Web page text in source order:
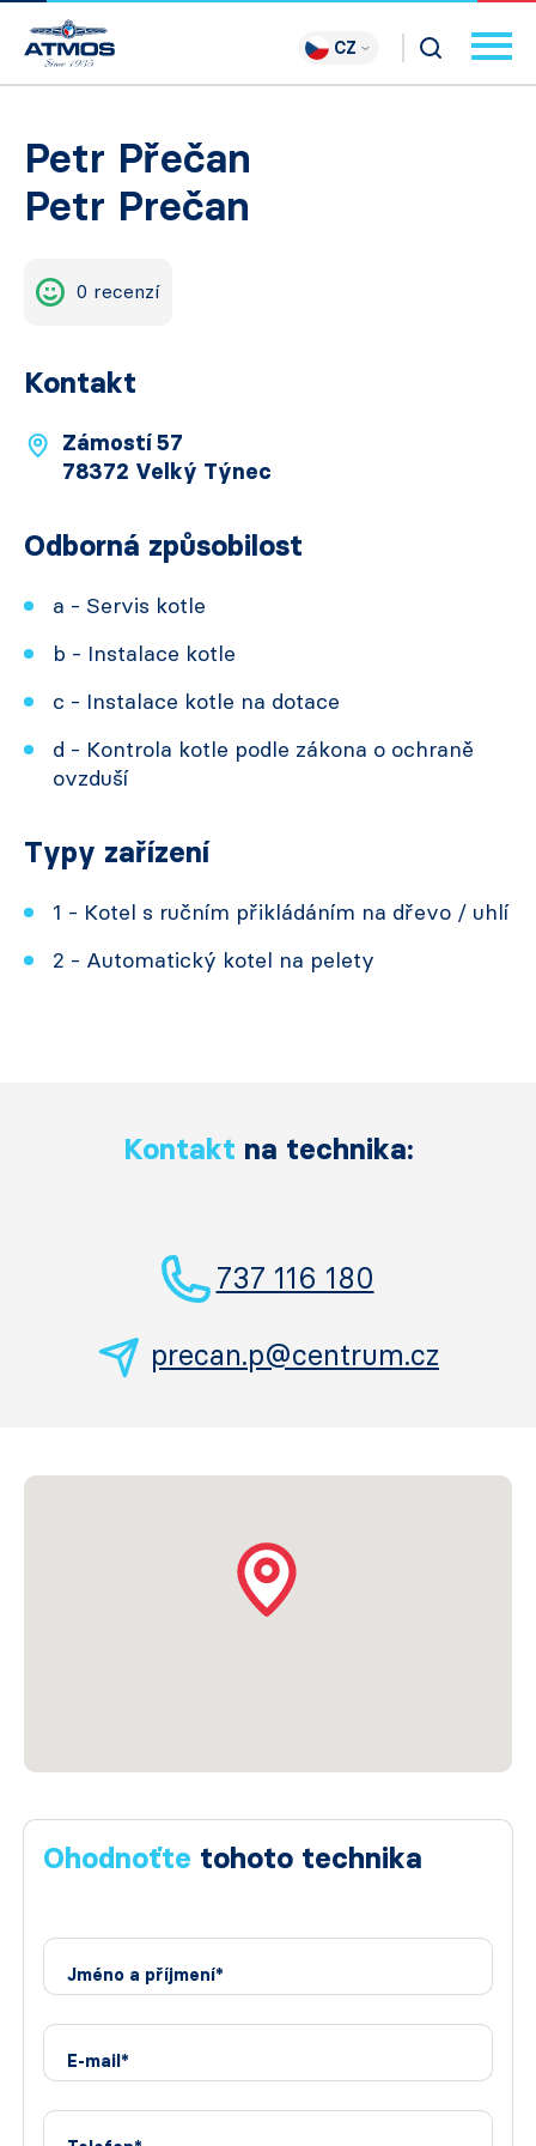
CZ
Petr Přečan
Petr Prečan
0 recenzí
Kontakt
Zámostí 57
78372 Velký Týnec
Odborná způsobilost
a - Servis kotle
b - Instalace kotle
c - Instalace kotle na dotace
d - Kontrola kotle podle zákona o ochraně
ovzduší
Typy zařízení
1 - Kotel s ručním přikládáním na dřevo / uhlí
2 - Automatický kotel na pelety
Kontakt na technika:
737 116 180
precan.p@centrum.cz
Ohodnoťte tohoto technika
Jméno a příjmení*
E-mail*